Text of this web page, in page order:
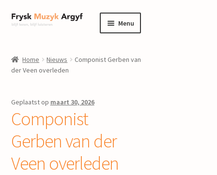
Ga
door
navigatie
Ga
naar
inhoud
Menu
informatie
winkel
Componisten
nieuws
Home Nieuws
Componist Gerben van
der Veen overleden
Geplaatst op maart 30, 2026
Componist
Gerben van der
Veen overleden